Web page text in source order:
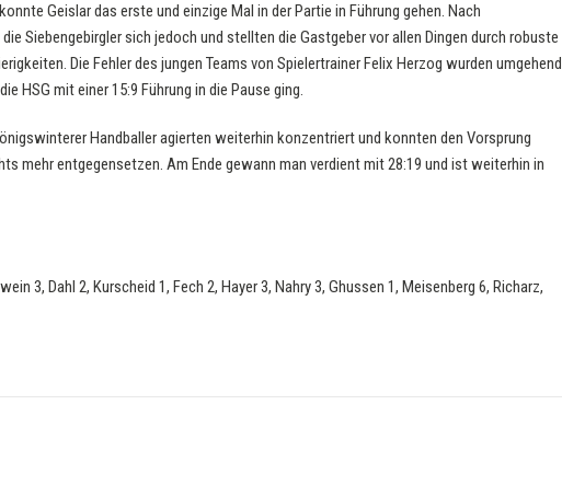
Geislar das erste und einzige Mal in der Partie in Führung gehen. Nach
Siebengebirgler sich jedoch und stellten die Gastgeber vor allen Dingen durch robuste
Die Fehler des jungen Teams von Spielertrainer Felix Herzog wurden umgehend
HSG mit einer 15:9 Führung in die Pause ging.
Handballer agierten weiterhin konzentriert und konnten den Vorsprung
mehr entgegensetzen. Am Ende gewann man verdient mit 28:19 und ist weiterhin in
3, Dahl 2, Kurscheid 1, Fech 2, Hayer 3, Nahry 3, Ghussen 1, Meisenberg 6, Richarz,